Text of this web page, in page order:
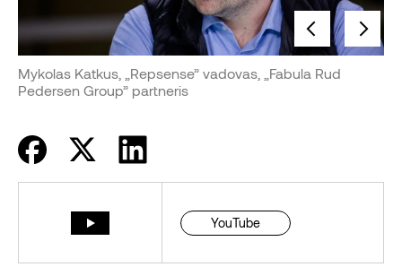
Mykolas Katkus, „Repsense” vadovas, „Fabula Rud
Pedersen Group” partneris
YouTube